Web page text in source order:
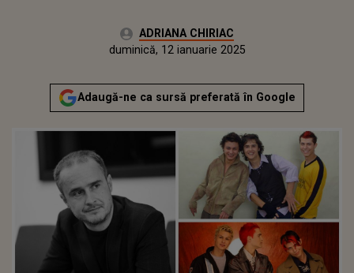
Autor:ADRIANA CHIRIAC
Publicat:
duminică, 12 ianuarie 2025
Adaugă-ne ca sursă preferată în Google